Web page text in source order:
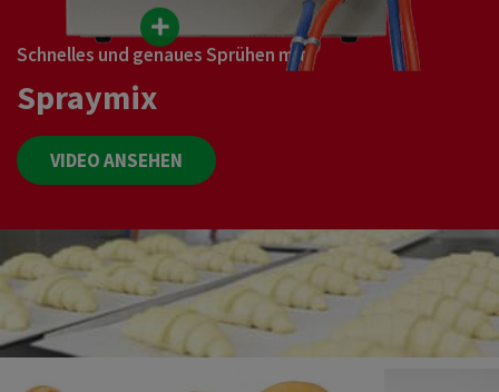
Schnelles und genaues Sprühen mit
Spraymix
VIDEO ANSEHEN